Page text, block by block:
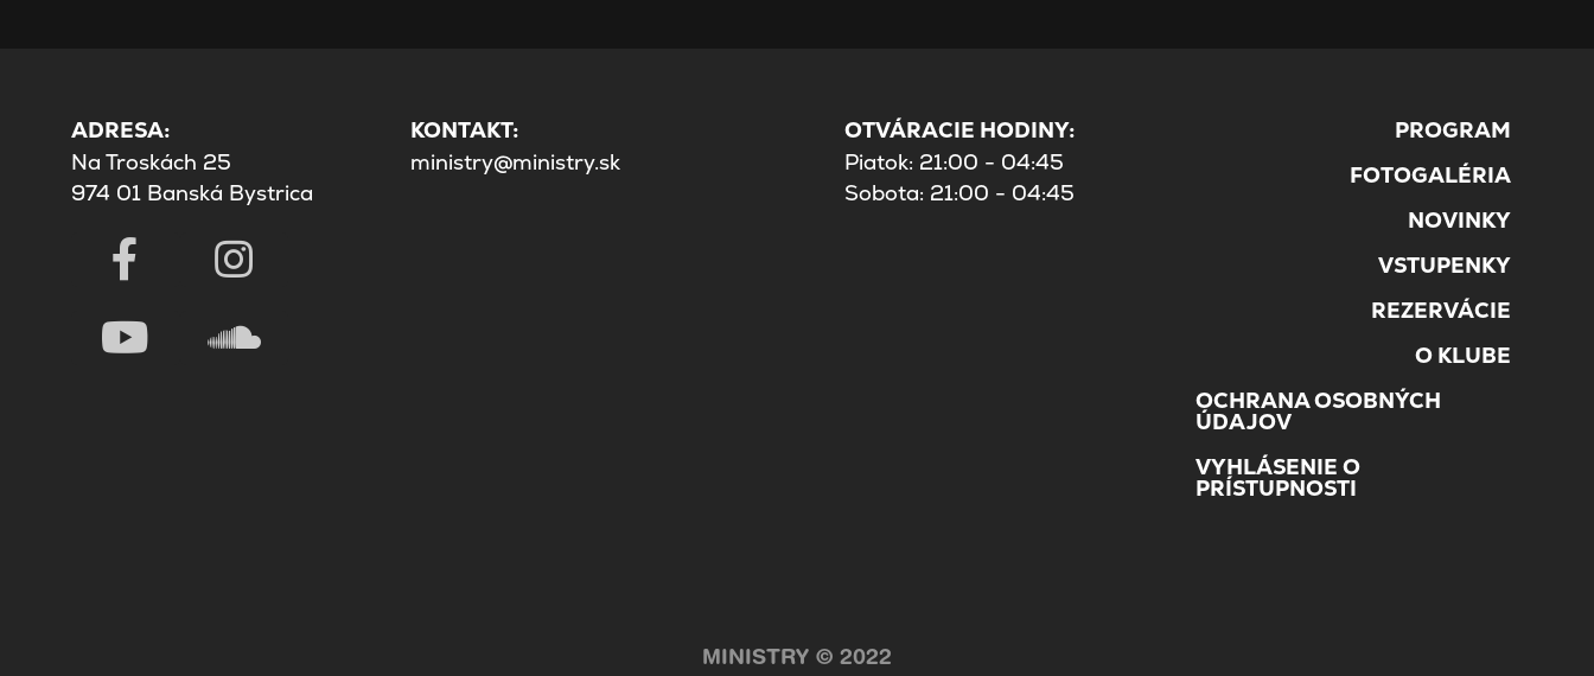
ADRESA:
Na Troskách 25
974 01 Banská Bystrica
KONTAKT:
ministry@ministry.sk
OTVÁRACIE HODINY:
Piatok: 21:00 - 04:45
Sobota: 21:00 - 04:45
PROGRAM
FOTOGALÉRIA
NOVINKY
VSTUPENKY
REZERVÁCIE
O KLUBE
OCHRANA OSOBNÝCH
ÚDAJOV
VYHLÁSENIE O
PRÍSTUPNOSTI
MINISTRY © 2022